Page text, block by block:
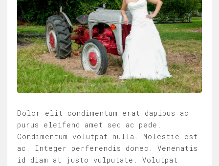
Dolor elit condimentum erat dapibus ac
purus eleifend amet sed ac pede.
Condimentum volutpat nulla. Molestie est
ac. Integer perferendis donec. Venenatis
id diam at justo vulputate. Volutpat